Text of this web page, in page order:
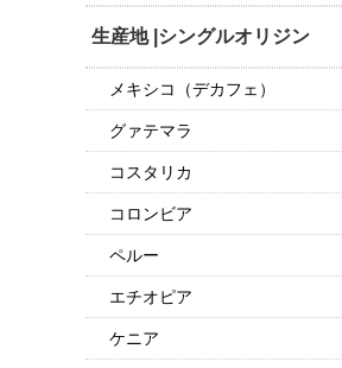
生産地 |シングルオリジン
メキシコ（デカフェ）
グァテマラ
コスタリカ
コロンビア
ペルー
エチオピア
ケニア